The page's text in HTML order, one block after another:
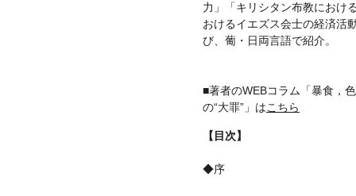
力」「キリシタン布教におけ
おけるイエズス会士の経済活
び、葡・日両言語で紹介。
■著者のWEBコラム「暴食，
の“大罪”」はこちら
【目次】
◆序